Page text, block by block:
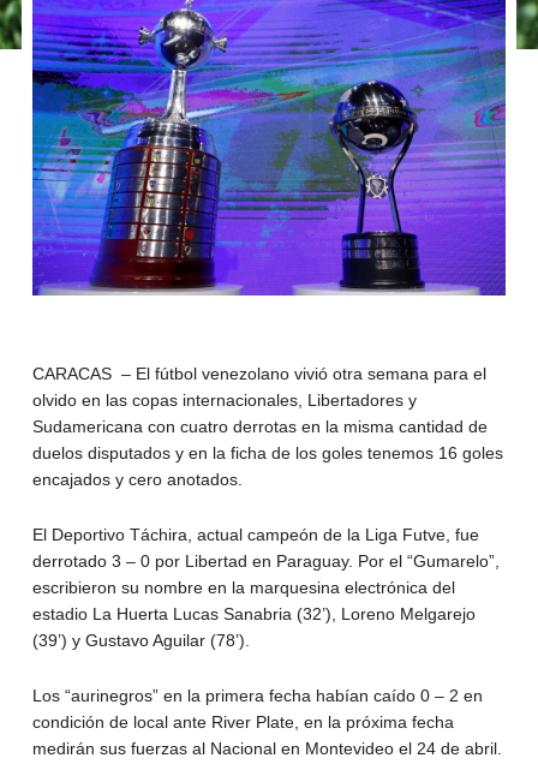
CARACAS – El fútbol venezolano vivió otra semana para el
olvido en las copas internacionales, Libertadores y
Sudamericana con cuatro derrotas en la misma cantidad de
duelos disputados y en la ficha de los goles tenemos 16 goles
encajados y cero anotados.
El Deportivo Táchira, actual campeón de la Liga Futve, fue
derrotado 3 – 0 por Libertad en Paraguay. Por el “Gumarelo”,
escribieron su nombre en la marquesina electrónica del
estadio La Huerta Lucas Sanabria (32’), Loreno Melgarejo
(39’) y Gustavo Aguilar (78’).
Los “aurinegros” en la primera fecha habían caído 0 – 2 en
condición de local ante River Plate, en la próxima fecha
medirán sus fuerzas al Nacional en Montevideo el 24 de abril.